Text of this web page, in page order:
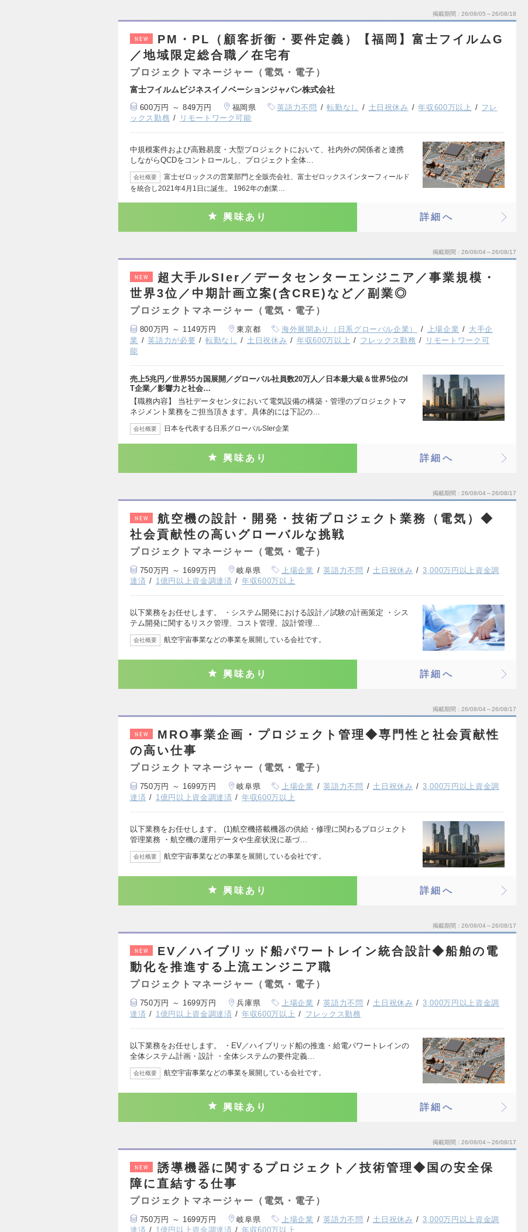
掲載期間 26/08/05～26/08/18
NEW
PM・PL（顧客折衝・要件定義）【福岡】富士フイルムG
／地域限定総合職／在宅有
プロジェクトマネージャー（電気・電子）
富士フイルムビジネスイノベーションジャパン株式会社
600万円 ～ 849万円 福岡県 英語力不問 転勤なし 土日祝休み 年収600万以上
フレ
ックス勤務
リモートワーク可能
中規模案件および高難易度・大型プロジェクトにおいて、社内外の関係者と連携
しながらQCDをコントロールし、プロジェクト全体…
会社概要
富士ゼロックスの営業部門と全販売会社、富士ゼロックスインターフィールド
を統合し2021年4月1日に誕生。 1962年の創業…
興味あり 詳細へ
掲載期間 26/08/04～26/08/17
NEW
超大手ルSIer／データセンターエンジニア／事業規模・
世界3位／中期計画立案(含CRE)など／副業◎
プロジェクトマネージャー（電気・電子）
800万円 ～ 1149万円 東京都 海外展開あり（日系グローバル企業） 上場企業
大手企
業
英語力が必要 転勤なし 土日祝休み 年収600万以上 フレックス勤務
リモートワーク可
能
売上5兆円／世界55カ国展開／グローバル社員数20万人／日本最大級＆世界5位のI
T企業／影響力と社会…
【職務内容】 当社データセンタにおいて電気設備の構築・管理のプロジェクトマ
ネジメント業務をご担当頂きます。具体的には下記の…
会社概要 日本を代表する日系グローバルSIer企業
興味あり 詳細へ
掲載期間 26/08/04～26/08/17
NEW
航空機の設計・開発・技術プロジェクト業務（電気）◆
社会貢献性の高いグローバルな挑戦
プロジェクトマネージャー（電気・電子）
750万円 ～ 1699万円 岐阜県 上場企業 英語力不問 土日祝休み
3,000万円以上資金調
達済
1億円以上資金調達済 年収600万以上
以下業務をお任せします。 ・システム開発における設計／試験の計画策定 ・シス
テム開発に関するリスク管理、コスト管理、設計管理…
会社概要 航空宇宙事業などの事業を展開している会社です。
興味あり 詳細へ
掲載期間 26/08/04～26/08/17
NEW
MRO事業企画・プロジェクト管理◆専門性と社会貢献性
の高い仕事
プロジェクトマネージャー（電気・電子）
750万円 ～ 1699万円 岐阜県 上場企業 英語力不問 土日祝休み
3,000万円以上資金調
達済
1億円以上資金調達済 年収600万以上
以下業務をお任せします。 (1)航空機搭載機器の供給・修理に関わるプロジェクト
管理業務 ・航空機の運用データや生産状況に基づ…
会社概要 航空宇宙事業などの事業を展開している会社です。
興味あり 詳細へ
掲載期間 26/08/04～26/08/17
NEW
EV／ハイブリッド船パワートレイン統合設計◆船舶の電
動化を推進する上流エンジニア職
プロジェクトマネージャー（電気・電子）
750万円 ～ 1699万円 兵庫県 上場企業 英語力不問 土日祝休み
3,000万円以上資金調
達済
1億円以上資金調達済 年収600万以上 フレックス勤務
以下業務をお任せします。 ・EV／ハイブリッド船の推進・給電パワートレインの
全体システム計画・設計 ・全体システムの要件定義…
会社概要 航空宇宙事業などの事業を展開している会社です。
興味あり 詳細へ
掲載期間 26/08/04～26/08/17
NEW
誘導機器に関するプロジェクト／技術管理◆国の安全保
障に直結する仕事
プロジェクトマネージャー（電気・電子）
750万円 ～ 1699万円 岐阜県 上場企業 英語力不問 土日祝休み
3,000万円以上資金調
達済
1億円以上資金調達済 年収600万以上